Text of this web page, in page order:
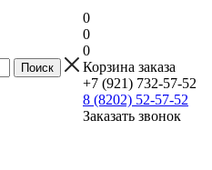
0
0
0
Корзина заказа
+7 (921) 732-57-52
8 (8202) 52-57-52
Заказать звонок